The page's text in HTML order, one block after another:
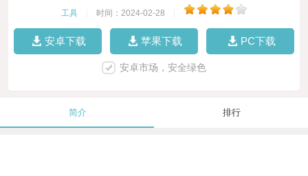
工具 时间：2024-02-28
安卓下载 苹果下载 PC下载
安卓市场，安全绿色
简介 排行